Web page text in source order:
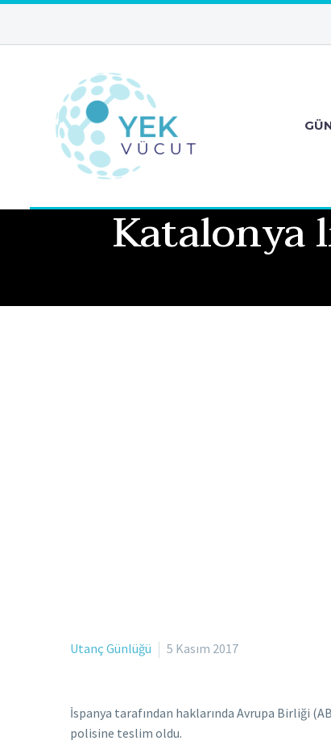
Katalonya
Utanç Günlüğü 5 Kasım 2017
İspanya tarafından haklarında Avrupa Birliği
polisine teslim oldu.